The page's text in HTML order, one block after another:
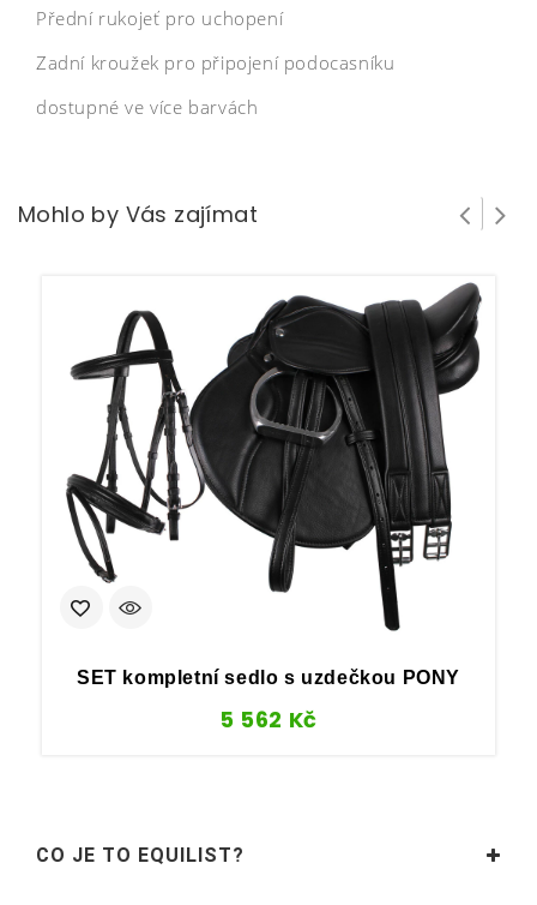
Přední rukojeť pro uchopení
Zadní kroužek pro připojení podocasníku
dostupné ve více barvách
Mohlo by Vás zajímat
SET kompletní sedlo s uzdečkou PONY
5 562 Kč
CO JE TO EQUILIST?